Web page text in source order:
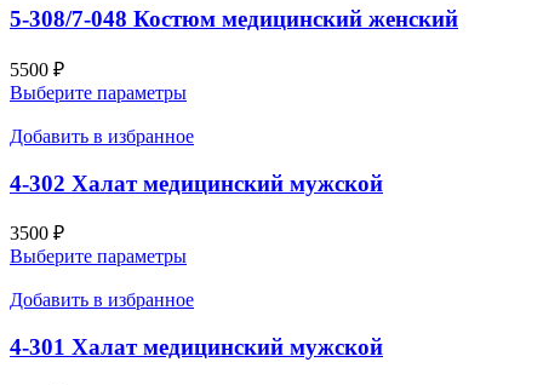
5-308/7-048 Костюм медицинский женский
5500 ₽
Выберите параметры
Добавить в избранное
4-302 Халат медицинский мужской
3500 ₽
Выберите параметры
Добавить в избранное
4-301 Халат медицинский мужской